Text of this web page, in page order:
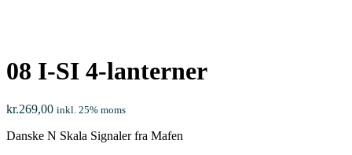
08 I-SI 4-lanterner
kr.269,00 inkl. 25% moms
Danske N Skala Signaler fra Mafen